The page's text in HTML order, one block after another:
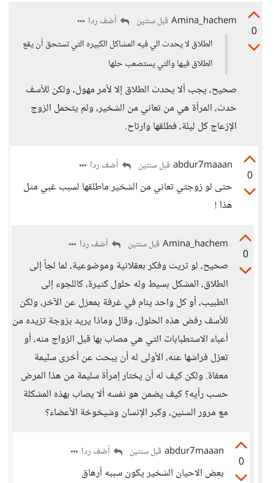
0
Amina_hachem قبل سنتين
أضف ردا
الطلاق لا يحدث الي فيه المشاكل الكبيره التي تستحق أن يقع
الطلاق فيها والتي يستصعب حلها
صحيح، يجب ألا يحدث الطلاق إلا لأمر مهول، ولكن للأسف
حدث، المرأة هي من تعاني من الشخير، ولم يتحمل الزوج
الإزعاج كل ليلة، فطلقها وارتاح.
0
abdur7maaan قبل سنتين أضف ردا
حتى لو زوجتي تعاني من الشخير ماطلقها لسبب غبي مثل
هذا !
0
Amina_hachem قبل سنتين أضف ردا
صحيح، لو تريث وفكر بعقلانية وموضوعية، لما لجأ إلى
الطلاق، المشكل بسيط وله حلول كثيرة، كاللجوء إلى
الطبيب، أو كل واحد ينام في غرفة بمعزل عن الآخر، ولكن
للأسف رفض هذه الحلول، وقال وماذا يريد بزوجة تزيده من
أعباء الاستطبابات التي هي مصاب بها قبل الزواج منه، أو
تعزل فراشها عنه، الأولى له أن يبحث عن أخرى سليمة
معفاة. ولكن كيف له أن يختار إمرأة سليمة من هذا المرض
حسب رأيه؟ كيف يضمن هو نفسه ألا يصاب بهذه المشكلة
مع مرور السنين، وكبر الإنسان وشيخوخة الأعضاء؟
0
abdur7maaan قبل سنتين أضف ردا
بعض الاحيان الشخير يكون سببه أرهاق